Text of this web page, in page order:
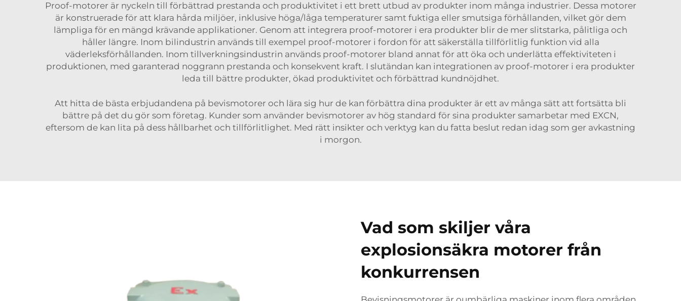
Proof-motorer är nyckeln till förbättrad prestanda och produktivitet i ett brett utbud av produkter inom många industrier. Dessa motorer
är konstruerade för att klara hårda miljöer, inklusive höga/låga temperaturer samt fuktiga eller smutsiga förhållanden, vilket gör dem
lämpliga för en mängd krävande applikationer. Genom att integrera proof-motorer i era produkter blir de mer slitstarka, pålitliga och
håller längre. Inom bilindustrin används till exempel proof-motorer i fordon för att säkerställa tillförlitlig funktion vid alla
väderleksförhållanden. Inom tillverkningsindustrin används proof-motorer bland annat för att öka och underlätta effektiviteten i
produktionen, med garanterad noggrann prestanda och konsekvent kraft. I slutändan kan integrationen av proof-motorer i era produkter
leda till bättre produkter, ökad produktivitet och förbättrad kundnöjdhet.
Att hitta de bästa erbjudandena på bevismotorer och lära sig hur de kan förbättra dina produkter är ett av många sätt att fortsätta bli
bättre på det du gör som företag. Kunder som använder bevismotorer av hög standard för sina produkter samarbetar med EXCN,
eftersom de kan lita på dess hållbarhet och tillförlitlighet. Med rätt insikter och verktyg kan du fatta beslut redan idag som ger avkastning
i morgon.
Vad som skiljer våra
explosionsäkra motorer från
konkurrensen